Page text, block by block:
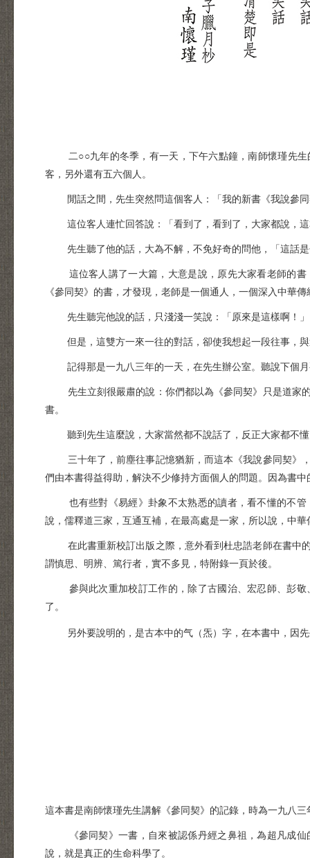
二○○九年的冬季，有一天，下午六點鐘，南師懷瑾先生
客，另外還有五六個人。
閒話之間，先生突然問這個客人：「我的新書《我說參同
這位客人連忙回答說：「看到了，看到了，大家都說，這
先生聽了他的話，大為不解，不免好奇的問他，「這話是
這位客人講了一大篇，大意是說，原先大家看老師的書
《參同契》的書，才發現，老師是一個通人，一個深入中華
先生聽完他說的話，只淺淺一笑說：「原來是這樣啊！」
但是，這雙方一來一往的對話，卻使我想起一段往事，與
記得那是一九八三年的一天，在先生辦公室。聽說下個月
先生立刻很嚴肅的說：你們都以為《參同契》只是道家的
書。
聽到先生這麼說，大家當然都不說話了，反正大家都不懂
三十年了，前塵往事記憶猶新，而這本《我說參同契》，
們由本書得益得助，解決不少修持方面個人的問題。因為書
也有些對《易經》卦象不太熟悉的讀者，看不懂的不管
說，儒釋道三家，互通互補，在最高處是一家，所以說，中
在此書重新校訂出版之際，意外看到杜忠誥老師在書中的
謂慎思、明辨、篤行者，實不多見，特附錄一頁於後。
參與此次重加校訂工作的，除了古國治、宏忍師、彭敬
了。
另外要說明的，是古本中的气（炁）字，在本書中，因先
這本書是南師懷瑾先生講解《參同契》的記錄，時為一九八
《參同契》一書，自來被認係丹經之鼻祖，為超凡成仙
說，就是真正的生命科學了。